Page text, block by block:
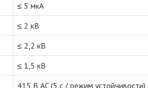
≤ 5 мкA
≤ 2 кВ
≤ 2,2 кВ
≤ 1,5 кВ
415 В AC (5 с / режим устойчивости)